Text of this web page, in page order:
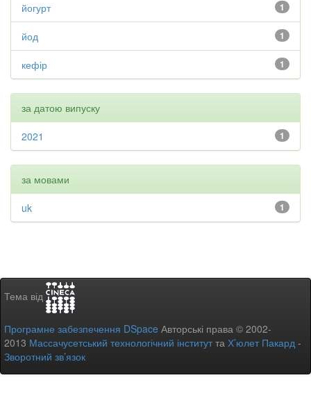
1
йогурт
1
йод
1
кефір
за датою випуску
1
2021
за мовами
1
uk
Тема від
Програмне забезпечення DSpace Авторські права © 2002-
2013 Массачусетський технологічний інститутта Х’юлет Пакард -
Зворотний зв’язок